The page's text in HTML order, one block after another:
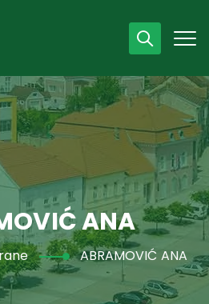
ANA
ABRAMOVIĆ ANA